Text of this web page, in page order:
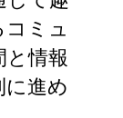
ミュ
情報
進め